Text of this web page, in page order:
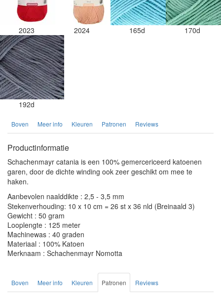
2023 2024 165d 170d
192d
Boven Meer info Kleuren Patronen Reviews
Productinformatie
Schachenmayr catania is een 100% gemercericeerd katoenen
garen, door de dichte winding ook zeer geschikt om mee te
haken.
Aanbevolen naalddikte : 2,5 - 3,5 mm
Stekenverhouding: 10 x 10 cm = 26 st x 36 nld (Breinaald 3)
Gewicht : 50 gram
Looplengte : 125 meter
Machinewas : 40 graden
Materiaal : 100% Katoen
Merknaam : Schachenmayr Nomotta
Boven Meer info Kleuren Patronen Reviews